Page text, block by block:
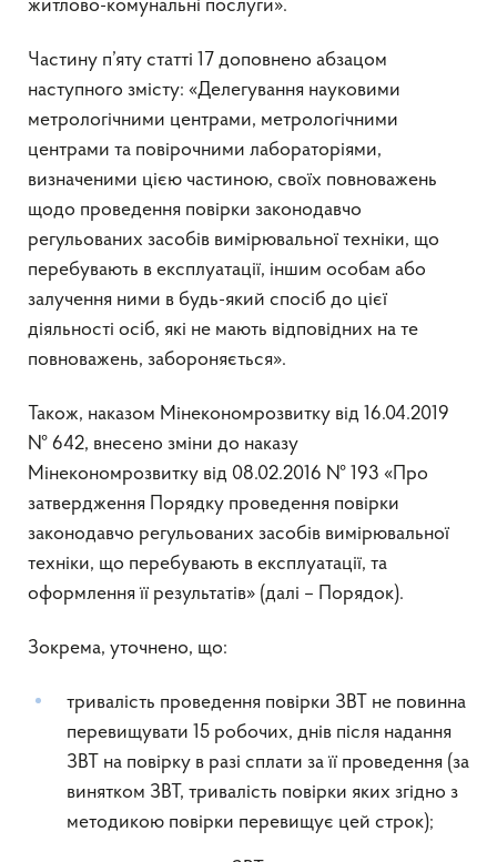
житлово-комунальні послуги».
Частину п’яту статті 17 доповнено абзацом
наступного змісту: «Делегування науковими
метрологічними центрами, метрологічними
центрами та повірочними лабораторіями,
визначеними цією частиною, своїх повноважень
щодо проведення повірки законодавчо
регульованих засобів вимірювальної техніки, що
перебувають в експлуатації, іншим особам або
залучення ними в будь-який спосіб до цієї
діяльності осіб, які не мають відповідних на те
повноважень, забороняється».
Також, наказом Мінекономрозвитку від 16.04.2019
№ 642, внесено зміни до наказу
Мінекономрозвитку від 08.02.2016 № 193 «Про
затвердження Порядку проведення повірки
законодавчо регульованих засобів вимірювальної
техніки, що перебувають в експлуатації, та
оформлення її результатів» (далі – Порядок).
Зокрема, уточнено, що:
тривалість проведення повірки ЗВТ не повинна
перевищувати 15 робочих, днів після надання
ЗВТ на повірку в разі сплати за її проведення (за
винятком ЗВТ, тривалість повірки яких згідно з
методикою повірки перевищує цей строк);